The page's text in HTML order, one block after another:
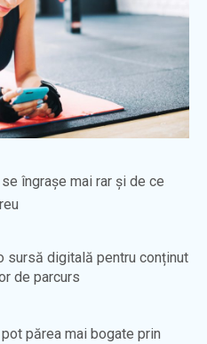
îngrașe mai rar și de ce
sursă digitală pentru conținut
de parcurs
părea mai bogate prin